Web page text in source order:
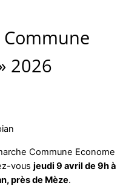
2026
Commune Econome
vous jeudi 9 avril de 9h à
près de Mèze.